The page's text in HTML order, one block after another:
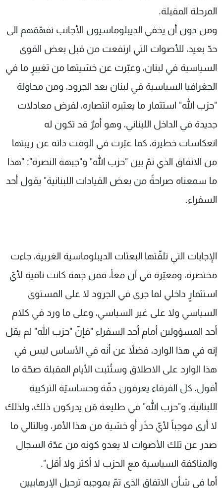
المرحلة المقبلة.
ومن دون أن يخفي الديبلوماسيون الأجانب تفهّمَهم الى
حدّ بعيد، للأصوات التي ارتفعت من قبل بعض القوى
السياسية في لبنان، وعبّرت عن خشيتها من تغييرٍ ما في
الجغرافيا السياسية في لبنان بعد الجرود، ومن محاولة
"حزب الله" استثمار ما يعتبره انتصاره، لفرض معادلات
جديدة في الداخل اللبناني، وهو أمرٌ قد تكون له
انعكاسات خطيرة، كما عبّرت في الوقت ذاته عن ريبتها
من الاتفاق الذي تمّ بين "حزب الله" و"جبهة النصرة": "هذا
ما سمعناه صراحةً من بعض القيادات اللبنانية" يقول أحد
السفراء.
الإجابات التي تلقّتها البعثات الديبلوماسية الغربية، جاءت
مختصرة، ومعبّرة في آن معاً، فمن جهة كانت نافية لأيّ
استثمارٍ داخلي لما جرى في الجرود لا على المستوى
السياسي ولا على غير السياسي، وعلى ما ورد في كلام
أحد المسؤولين أمام أحد السفراء "فإنّ "حزب الله" لم يقل
إنه في هذا الوارد، فضلاً عن أنه في الأساس ليس في
هذا الوارد على الاطلاق وستُثبت الأيام المقبلة صحّة ما
أقول، كل الفرقاء يعرفون دقّة وحساسيّة التركيبة
اللبنانية، و"حزب الله" في طليعة مَن يدركون ذلك، ولذلك
لا أرى موجباً لأيّ حذَر أو خشية من هذا الأمر، وبالتالي ما
صدر عن تلك الأصوات لا يعدو كونه من عدّة السجال
والمناكفة السياسية مع الحزب لا أكثر ولا أقل".
أما في شأن الاتفاق الذي تمّ بموجبه ترحيل الإرهابيين